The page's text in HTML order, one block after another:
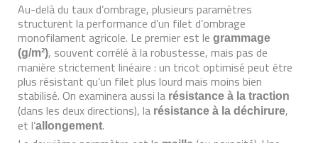
Au-delà du taux d’ombrage, plusieurs paramètres
structurent la performance d’un filet d’ombrage
monofilament agricole. Le premier est legrammage
(g/m²), souvent corrélé à la robustesse, mais pas de
manière strictement linéaire : un tricot optimisé peut être
plus résistant qu’un filet plus lourd mais moins bien
stabilisé. On examinera aussi la résistance à la traction
(dans les deux directions), la résistance à la déchirure,
et l’allongement.